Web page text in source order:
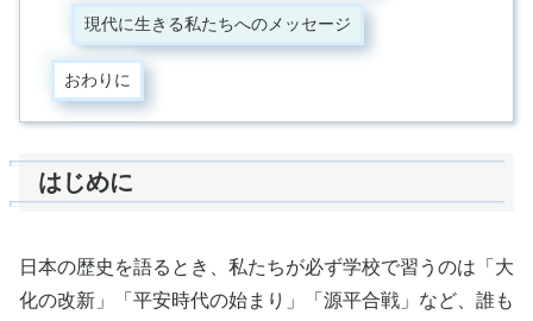
現代に生きる私たちへのメッセージ
おわりに
はじめに
日本の歴史を語るとき、私たちが必ず学校で習うのは「大
化の改新」「平安時代の始まり」「源平合戦」など、誰も